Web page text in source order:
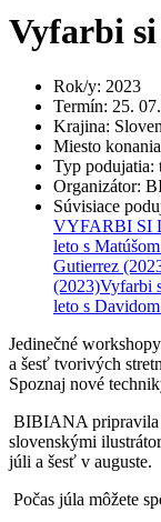
Vyfarbi si
Rok/y: 2023
Termín: 25.
Krajina:
Miesto konania
Typ podujatia:
Organizátor:
Súvisiace
VYFARBI SI
leto s
Gutierrez
(2023)Vyfarbi
leto s
Jedinečné
a šesť tvorivých
Spoznaj nové
BIBIANA pripravila
slovenskými
júli a šesť v auguste.
Počas júla môžete